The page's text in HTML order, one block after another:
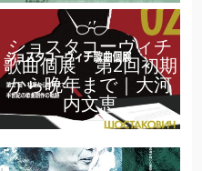
ショスタコーヴィチ
歌曲個展 第2回初期
から晩年まで｜大河
内文恵